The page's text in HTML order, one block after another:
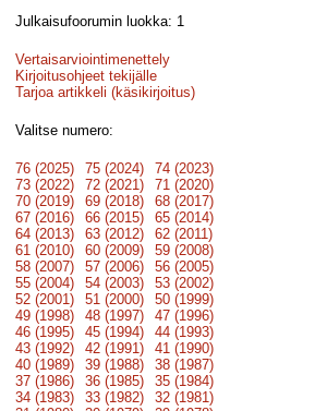
Julkaisufoorumin luokka: 1
Vertaisarviointimenettely
Kirjoitusohjeet tekijälle
Tarjoa artikkeli (käsikirjoitus)
Valitse numero:
76 (2025) 75 (2024)
74 (2023)
73 (2022)
72 (2021)
71 (2020)
70 (2019)
69 (2018)
68 (2017)
67 (2016)
66 (2015)
65 (2014)
64 (2013)
63 (2012)
62 (2011)
61 (2010)
60 (2009)
59 (2008)
58 (2007)
57 (2006)
56 (2005)
55 (2004)
54 (2003)
53 (2002)
52 (2001)
51 (2000)
50 (1999)
49 (1998)
48 (1997)
47 (1996)
46 (1995)
45 (1994)
44 (1993)
43 (1992)
42 (1991)
41 (1990)
40 (1989)
39 (1988)
38 (1987)
37 (1986)
36 (1985)
35 (1984)
34 (1983)
33 (1982)
32 (1981)